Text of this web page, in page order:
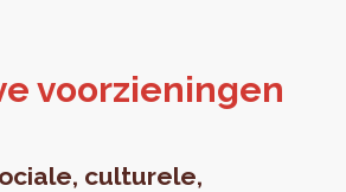
voor­zie­nin­gen
culturele,